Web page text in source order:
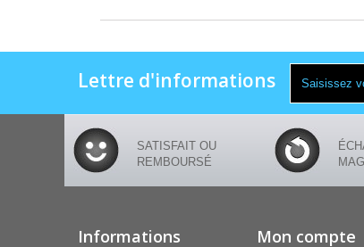
Lettre d'informations
SATISFAIT OU
REMBOURSÉ
Informations Mon compte